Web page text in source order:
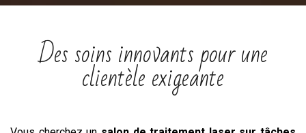
Des soins innovants pour une
clientèle exigeante